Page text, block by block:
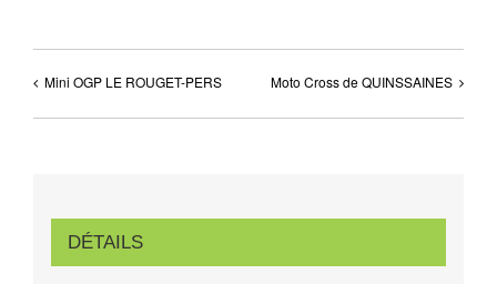
Mini OGP LE ROUGET-PERS Moto Cross de QUINSSAINES
DÉTAILS